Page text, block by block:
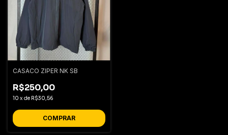
CASACO ZIPER NK SB
R$250,00
10 xde R$30,56
COMPRAR